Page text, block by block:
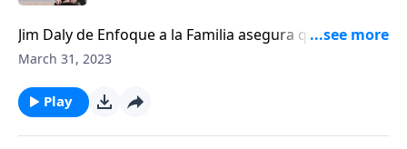
Jim Daly de Enfoque a la Familia asegura que cada
uno de nosotros tiene el anhelo de estar conectados
March 31, 2023
Play